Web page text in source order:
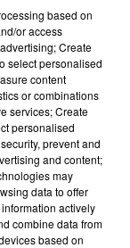
d'Alsace
bonhomie
mix de DKL
based on
or access
Create
select personalised
content
or combinations
services; Create
personalised
prevent and
and content;
may
data to offer
actively
combine data from
based on